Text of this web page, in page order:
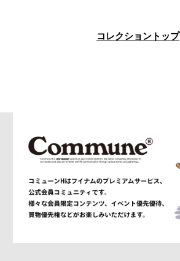
and wander
ANN DEMEULEMEESTER
anrealage homme
Antwort
コレクショントップ